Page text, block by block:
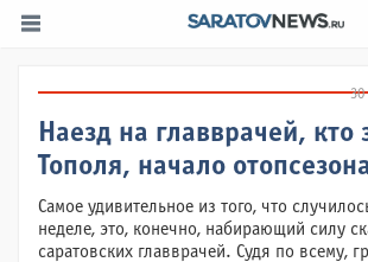
30
Наезд на главврачей, кто
Тополя, начало
Самое удивительное из того, что
неделе, это, конечно, набирающий силу
саратовских главврачей. Судя по всему,